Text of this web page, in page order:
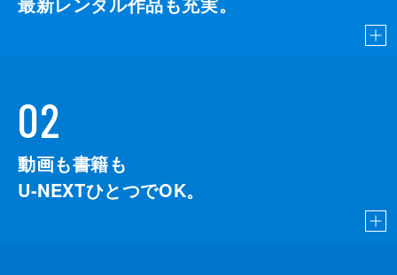
02
動画も書籍も
U-NEXTひとつでOK。